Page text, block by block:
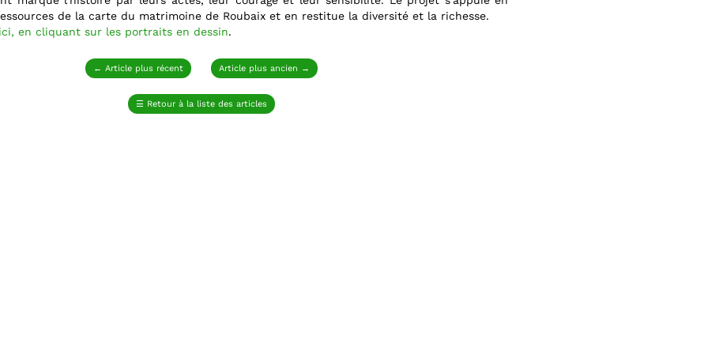
de la carte du matrimoine de Roubaix et en restitue la diversité et la richesse.
en cliquant sur les portraits en dessin.
← Article plus récent Article plus ancien →
☰ Retour à la liste des articles